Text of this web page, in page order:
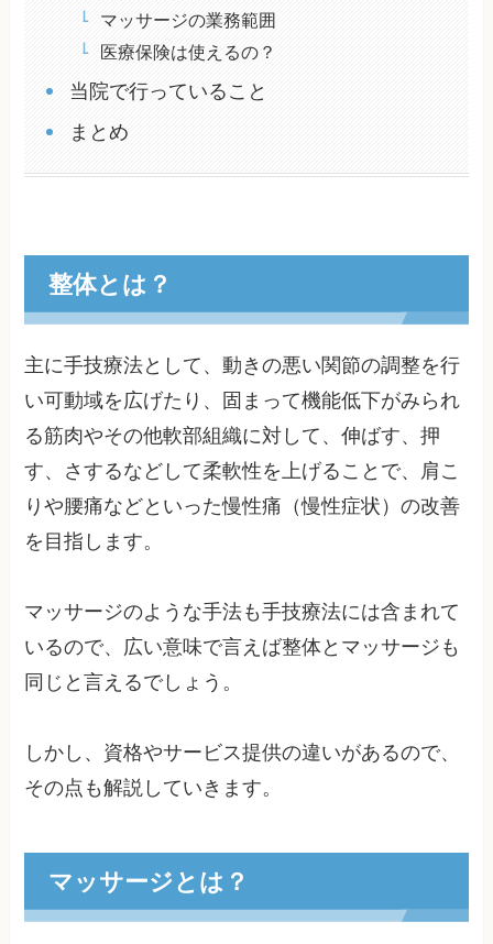
マッサージの業務範囲
医療保険は使えるの？
当院で行っていること
まとめ
整体とは？
主に手技療法として、動きの悪い関節の調整を行
い可動域を広げたり、固まって機能低下がみられ
る筋肉やその他軟部組織に対して、伸ばす、押
す、さするなどして柔軟性を上げることで、肩こ
りや腰痛などといった慢性痛（慢性症状）の改善
を目指します。
マッサージのような手法も手技療法には含まれて
いるので、広い意味で言えば整体とマッサージも
同じと言えるでしょう。
しかし、資格やサービス提供の違いがあるので、
その点も解説していきます。
マッサージとは？